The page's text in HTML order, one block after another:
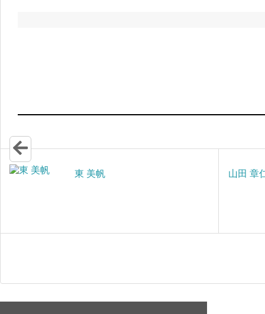
東 美帆 山田 章